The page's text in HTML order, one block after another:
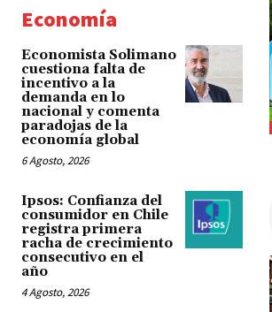
Economía
Economista Solimano
cuestiona falta de
incentivo a la
demanda en lo
nacional y comenta
paradojas de la
economía global
6 Agosto, 2026
Ipsos: Confianza del
consumidor en Chile
registra primera
racha de crecimiento
consecutivo en el
año
4 Agosto, 2026